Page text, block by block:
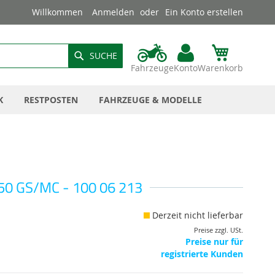
Willkommen Anmelden Ein Konto erstellen
FahrzeugeKontoWarenkorb
SUCHE
RESTPOSTEN FAHRZEUGE & MODELLE
GS/MC - 100 06 213
Derzeit nicht lieferbar
Preise zzgl. USt.
Preise nur für
registrierte Kunden